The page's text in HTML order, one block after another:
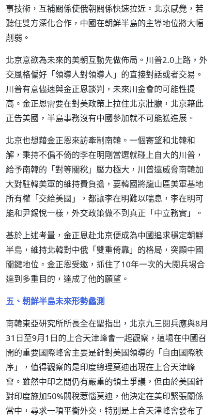
事技術，互補關係使俄朝關係快速拉近。北京感覺，若
聽任雙方深化合作，中國在朝鮮半島的主導地位將大幅
削弱。
北京意欲為未來的美朝互動先做佈局。川普2.0上路，外
交風格偏好「領導人對領導人」的直接對話或者交易。
川普有意儘速與金正恩談判，未來川金會的可能性提
高。金正恩需要在對美政策上拉住北京壯膽，北京藉此
正告美國，半島事務沒有中國參加就不可能獲進展。
北京也想藉金正恩來訪牽制南韓。一個寄望和北韓和
解，秉持不偏不倚的李在明剛當選就碰上自大的川普，
給予南韓的「對等關稅」壓力極大，川普還威脅南韓加
大對駐韓美軍的維持費負擔，要韓國將龍山區美軍基地
所有權「交給美國」，都讓李在明難以喘息，李在明可
能和尹錫悅一樣，外交政策做不到真正「中立務實」。
基於上述考量，金正恩赴北京便成為中國追求穩定朝鮮
半島，維持北韓對中俄「雙重倚靠」的格局，突顯中國
關鍵地位。金正恩受邀，抓住了10年一次的大閱兵場合
達到多重目的，達成了他的願望。
五、朝鮮半島未來形勢蠡測
南韓東亞研究所所長全在聖指出，北京九三閱兵應與8月
31日至9月1日的上合天津峰會一起觀察，這場在中國召
開的重要國際峰會主要是針對美國領導的「自由國際秩
序」，值得觀察的是印度總理莫迪出現在上合天津峰
會。雖然中印之間仍有嚴重的領土爭議，但由於美國針
對印度施加50%關稅惹惱莫迪，他決定在美印緊張關係
當中，尋求一項平衡外交，特別是上合天津峰會發布了